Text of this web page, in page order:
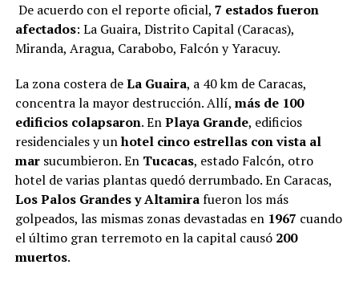
De acuerdo con el reporte oficial, 7 estados fueron
afectados: La Guaira, Distrito Capital (Caracas),
Miranda, Aragua, Carabobo, Falcón y Yaracuy.
La zona costera deLa Guaira, a 40 km de Caracas,
concentra la mayor destrucción. Allí, más de 100
edificios colapsaron. EnPlaya Grande, edificios
residenciales y unhotel cinco estrellas con vista al
marsucumbieron. En Tucacas, estado Falcón, otro
hotel de varias plantas quedó derrumbado. En Caracas,
Los Palos Grandes y Altamirafueron los más
golpeados, las mismas zonas devastadas en 1967 cuando
el último gran terremoto en la capital causó 200
muertos.